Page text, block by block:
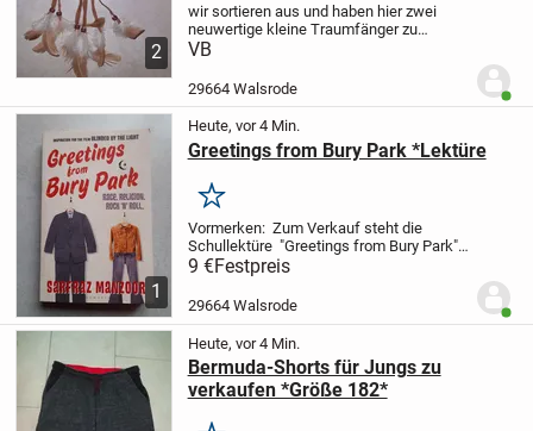
2
wir sortieren aus und haben hier zwei
neuwertige kleine Traumfängerzu
verkaufen.
unverbindlichen) Preisvorschlag.
Abholung!...
VB
29664 Walsrode
1
Heute, vor 4 Min.
Greetings from Bury Park *Lektüre
Merken
Vormerken: Zum Verkauf steht die
Schullektüre "Greetings from Bury Park"
ISBN: 978-1-5266-5905-7
neu / neuwertig, da es im Unterricht doch
nicht so genutzt worden ist wie
gedacht. ...
9 €Festpreis
29664 Walsrode
Heute, vor 4 Min.
Bermuda-Shorts für Jungs zu
verkaufen *Größe 182*